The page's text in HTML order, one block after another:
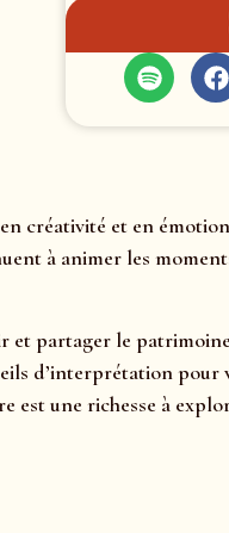
créativité et en
à animer les
partager le
d’interprétation
est une richesse à